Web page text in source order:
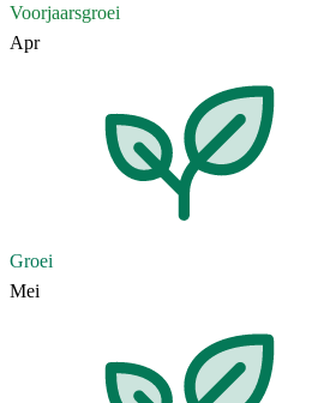
Voorjaarsgroei
Apr
Groei
Mei